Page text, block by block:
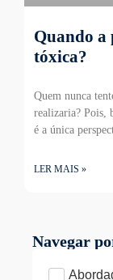
Quando a
tóxica?
Quem nunca
realizaria? Pois,
é a única
LER MAIS »
Navegar